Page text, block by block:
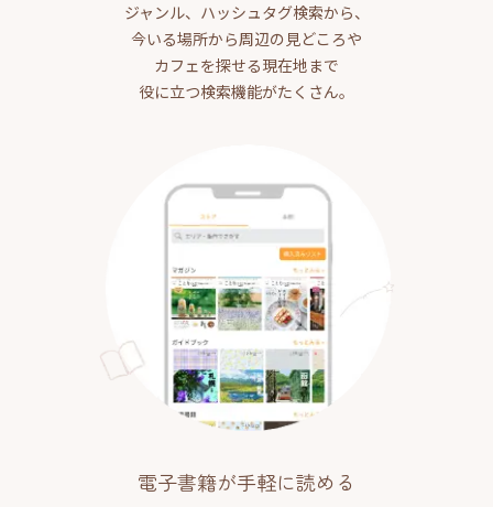
ジャンル、ハッシュタグ検索から、
今いる場所から周辺の見どころや
カフェを探せる現在地まで
役に立つ検索機能がたくさん。
電子書籍が手軽に読める